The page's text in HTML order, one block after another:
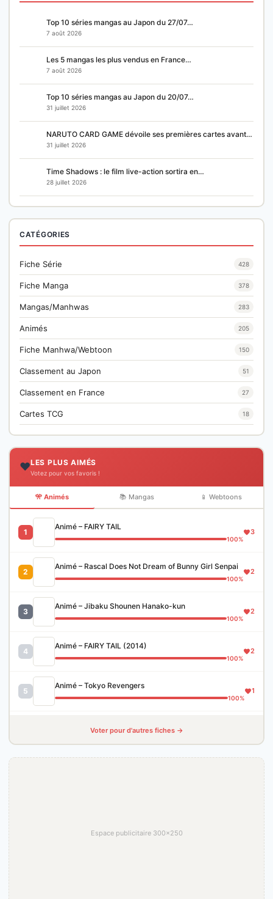
Top 10 séries mangas au Japon du 27/07…
7 août 2026
Les 5 mangas les plus vendus en France…
7 août 2026
Top 10 séries mangas au Japon du 20/07…
31 juillet 2026
NARUTO CARD GAME dévoile ses premières cartes avant…
31 juillet 2026
Time Shadows : le film live-action sortira en…
28 juillet 2026
CATÉGORIES
Fiche Série 428
Fiche Manga 378
Mangas/Manhwas 283
Animés 205
Fiche Manhwa/Webtoon 150
Classement au Japon 51
Classement en France 27
Cartes TCG 18
❤️LES PLUS AIMÉS
Votez pour vos favoris !
🎌 Animés 📚 Mangas 📱 Webtoons
1
Animé – FAIRY TAIL
100%
3
2
Animé – Rascal Does Not Dream of Bunny Girl Senpai
100%
2
3
Animé – Jibaku Shounen Hanako-kun
100%
2
4
Animé – FAIRY TAIL (2014)
100%
2
5
Animé – Tokyo Revengers
100%
1
Voter pour d'autres fiches →
Espace publicitaire 300×250